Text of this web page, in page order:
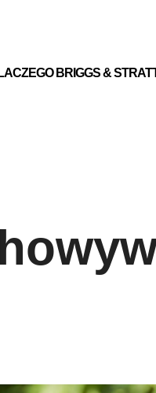
BRIGGS &